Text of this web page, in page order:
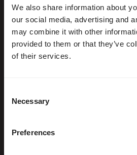
We also share information about
our social media, advertising and
may combine it with other
provided to them or that they’ve
of their services.
Selection
Necessary
Preferences
Păsări de colivie și de
Păsări sălbatice
Păsări limicole și struți
Porumbei ornamentali